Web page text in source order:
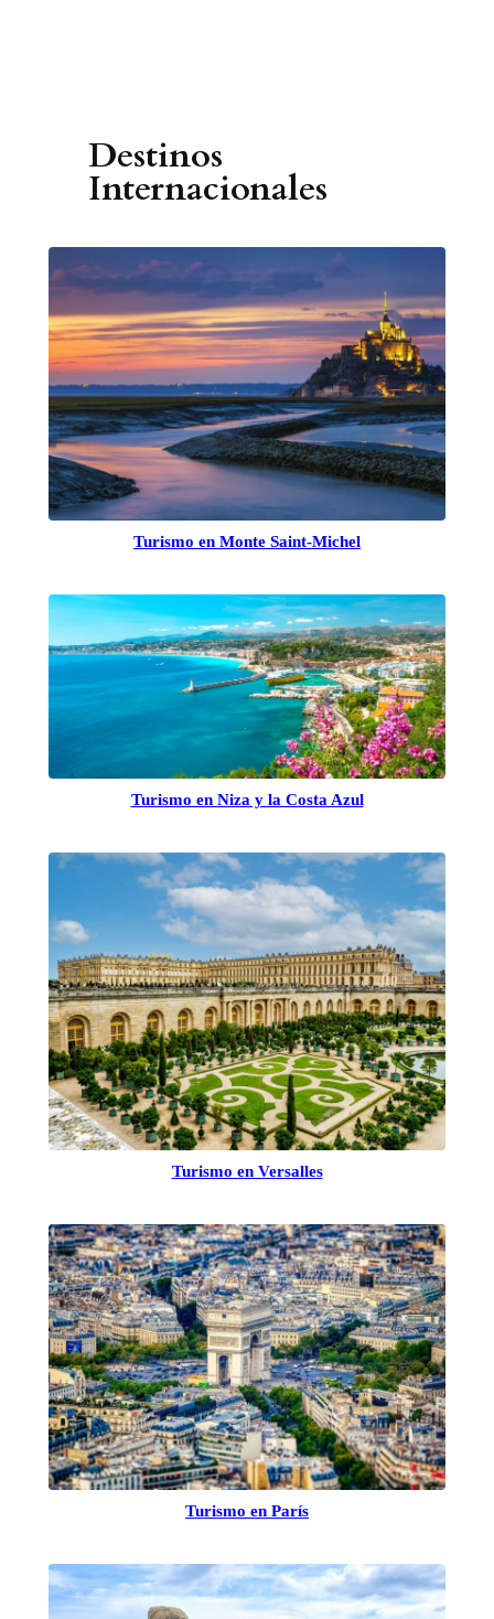
Destinos
Internacionales
Turismo en Monte Saint-Michel
Turismo en Niza y la Costa Azul
Turismo en Versalles
Turismo en París